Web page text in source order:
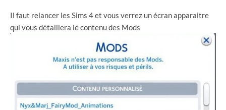
Il faut relancer les Sims 4 et vous verrez un écran apparaitre
qui vous détaillera le contenu des Mods